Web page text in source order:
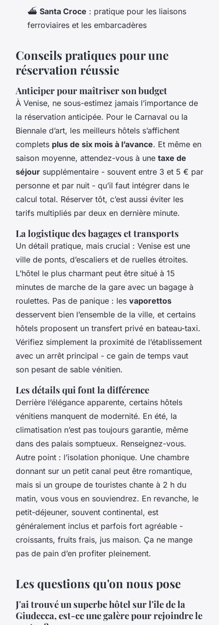
⛴️ Santa Croce : pratique pour les liaisons
ferroviaires et les embarcadères
Conseils pratiques pour une
réservation réussie
Anticiper pour maîtriser son budget
À Venise, ne sous-estimez jamais l’importance de
la réservation anticipée. Pour le Carnaval ou la
Biennale d’art, les meilleurs hôtels s’affichent
complets plus de six mois à l’avance. Et même en
saison moyenne, attendez-vous à une taxe de
séjour supplémentaire - souvent entre 3 et 5 € par
personne et par nuit - qu’il faut intégrer dans le
calcul total. Réserver tôt, c’est aussi éviter les
tarifs multipliés par deux en dernière minute.
La logistique des bagages et transports
Un détail pratique, mais crucial : Venise est une
ville de ponts, d’escaliers et de ruelles étroites.
L’hôtel le plus charmant peut être situé à 15
minutes de marche de la gare avec un bagage à
roulettes. Pas de panique : les vaporettos
desservent bien l’ensemble de la ville, et certains
hôtels proposent un transfert privé en bateau-taxi.
Vérifiez simplement la proximité de l’établissement
avec un arrêt principal - ce gain de temps vaut
son pesant de sable vénitien.
Les détails qui font la différence
Derrière l’élégance apparente, certains hôtels
vénitiens manquent de modernité. En été, la
climatisation n’est pas toujours garantie, même
dans des palais somptueux. Renseignez-vous.
Autre point : l’isolation phonique. Une chambre
donnant sur un petit canal peut être romantique,
mais si un groupe de touristes chante à 2 h du
matin, vous vous en souviendrez. En revanche, le
petit-déjeuner, souvent continental, est
généralement inclus et parfois fort agréable -
croissants, fruits frais, jus maison. Ça ne mange
pas de pain d’en profiter pleinement.
Les questions qu'on nous pose
J'ai trouvé un superbe hôtel sur l'île de la
Giudecca, est-ce une galère pour rejoindre le